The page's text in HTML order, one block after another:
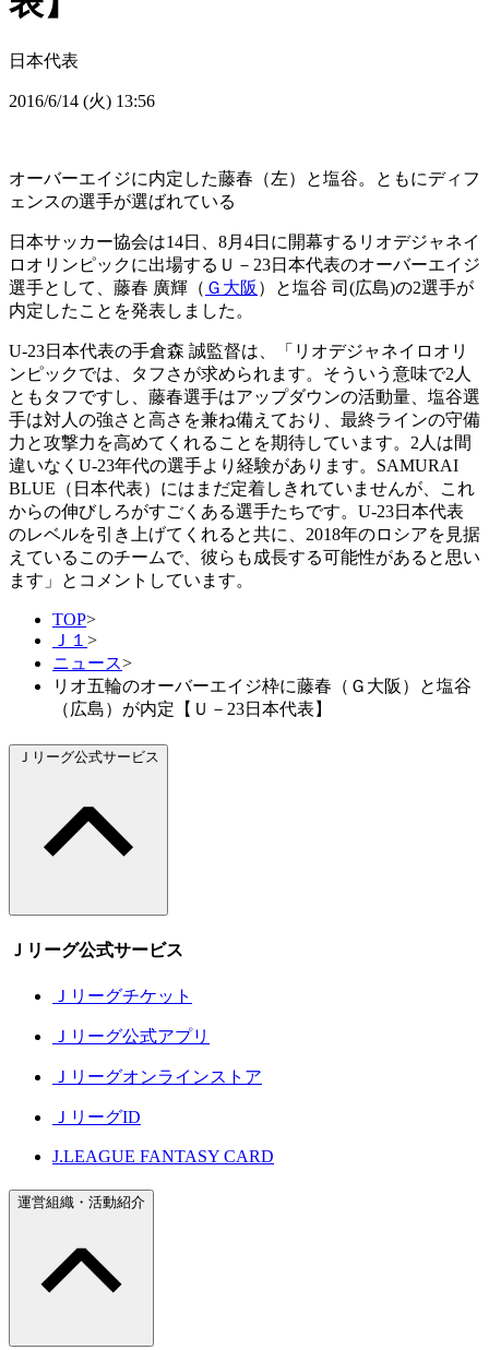
日本代表
2016/6/14 (火) 13:56
オーバーエイジに内定した藤春（左）と塩谷。ともにディフ
ェンスの選手が選ばれている
日本サッカー協会は14日、8月4日に開幕するリオデジャネイ
ロオリンピックに出場するＵ－23日本代表のオーバーエイジ
選手として、藤春 廣輝（ Ｇ大阪 ）と塩谷 司(広島)の2選手が
内定したことを発表しました。
U-23日本代表の手倉森 誠監督は、「リオデジャネイロオリ
ンピックでは、タフさが求められます。そういう意味で2人
ともタフですし、藤春選手はアップダウンの活動量、塩谷選
手は対人の強さと高さを兼ね備えており、最終ラインの守備
力と攻撃力を高めてくれることを期待しています。2人は間
違いなくU-23年代の選手より経験があります。SAMURAI
BLUE（日本代表）にはまだ定着しきれていませんが、これ
からの伸びしろがすごくある選手たちです。U-23日本代表
のレベルを引き上げてくれると共に、2018年のロシアを見据
えているこのチームで、彼らも成長する可能性があると思い
ます」とコメントしています。
TOP>
Ｊ１ >
ニュース>
リオ五輪のオーバーエイジ枠に藤春（Ｇ大阪）と塩谷
（広島）が内定【Ｕ－23日本代表】
Ｊリーグ公式サービス
Ｊリーグ公式サービス
Ｊリーグチケット
Ｊリーグ公式アプリ
Ｊリーグオンラインストア
ＪリーグID
J.LEAGUE FANTASY CARD
運営組織・活動紹介